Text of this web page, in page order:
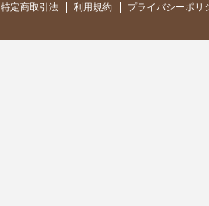
特定商取引法 利用規約 プライバシーポリ